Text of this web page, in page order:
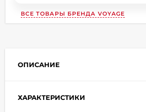
ВСЕ ТОВАРЫ БРЕНДА VOYAGE
ОПИСАНИЕ
ХАРАКТЕРИСТИКИ
раз в 2 недели